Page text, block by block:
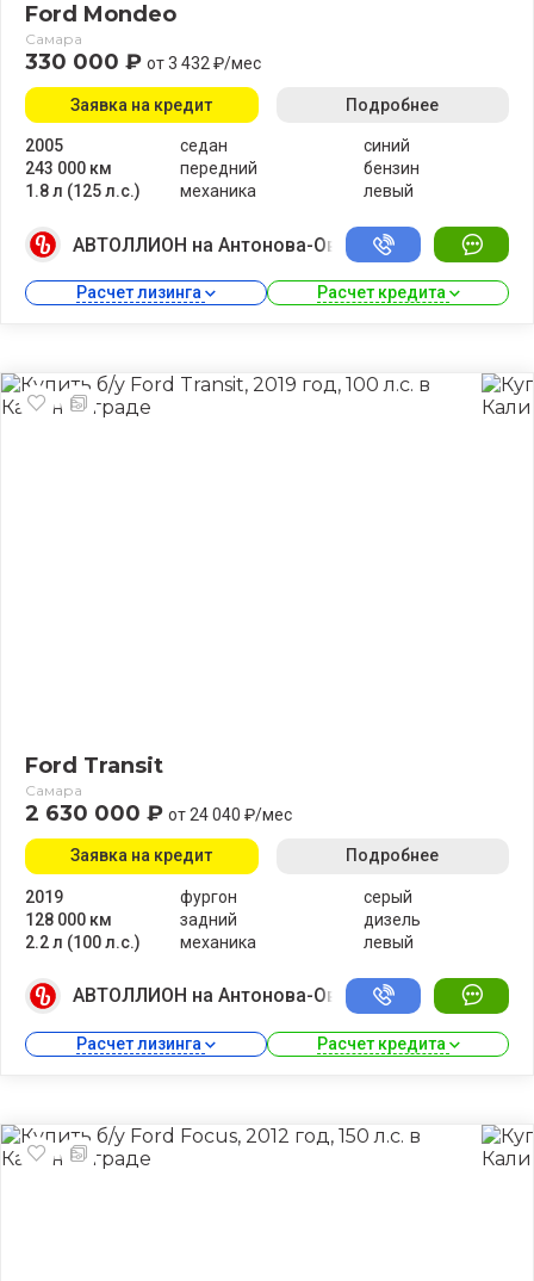
Ford Mondeo
Самара
330 000 ₽ от 3 432 ₽/мес
2005
243 000 км
1.8 л (125 л.с.)
седан
передний
механика
синий
бензин
левый
Заявка на кредит Подробнее
АВТОЛЛИОН на Антонова-Овсеенко
Расчет лизинга Расчет кредита
Ford Transit
Самара
2 630 000 ₽ от 24 040 ₽/мес
2019
128 000 км
2.2 л (100 л.с.)
фургон
задний
механика
серый
дизель
левый
Заявка на кредит Подробнее
АВТОЛЛИОН на Антонова-Овсеенко
Расчет лизинга Расчет кредита